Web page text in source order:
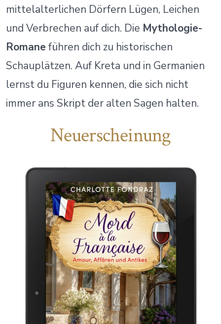
mittelalterlichen Dörfern Lügen, Leichen
und Verbrechen auf dich. Die Mythologie-
Romane führen dich zu historischen
Schauplätzen. Auf Kreta und in Germanien
lernst du Figuren kennen, die sich nicht
immer ans Skript der alten Sagen halten.
Neuerscheinung